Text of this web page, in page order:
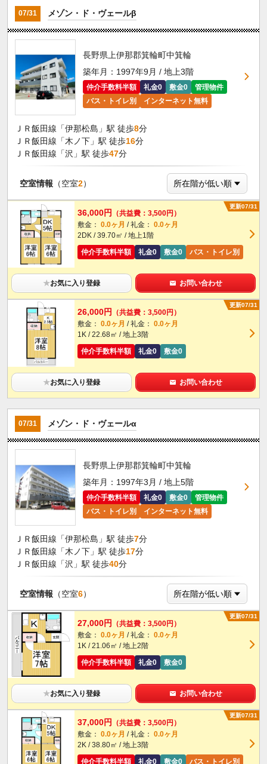
07/31 メゾン・ド・ヴェールβ
長野県上伊那郡箕輪町中箕輪
築年月：1997年9月 / 地上3階
仲介手数料半額 礼金0 敷金0
管理物件
バス・トイレ別
インターネット無料
ＪＲ飯田線「伊那松島」駅 徒歩8分
ＪＲ飯田線「木ノ下」駅 徒歩16分
ＪＲ飯田線「沢」駅 徒歩47分
空室情報 （空室2）
更新07/31
36,000円
（共益費：3,500円）
敷金： 0.0ヶ月 / 礼金： 0.0ヶ月
2DK / 39.70㎡ / 地上1階
仲介手数料半額
礼金0 敷金0 バス・トイレ別
★お気に入り登録 お問い合わせ
更新07/31
26,000円
（共益費：3,500円）
敷金： 0.0ヶ月 / 礼金： 0.0ヶ月
1K / 22.68㎡ / 地上3階
仲介手数料半額
礼金0 敷金0
★お気に入り登録 お問い合わせ
07/31 メゾン・ド・ヴェールα
長野県上伊那郡箕輪町中箕輪
築年月：1997年3月 / 地上5階
仲介手数料半額 礼金0 敷金0
管理物件
バス・トイレ別
インターネット無料
ＪＲ飯田線「伊那松島」駅 徒歩7分
ＪＲ飯田線「木ノ下」駅 徒歩17分
ＪＲ飯田線「沢」駅 徒歩40分
空室情報 （空室6）
更新07/31
27,000円
（共益費：3,500円）
敷金： 0.0ヶ月 / 礼金： 0.0ヶ月
1K / 21.06㎡ / 地上2階
仲介手数料半額
礼金0 敷金0
★お気に入り登録 お問い合わせ
更新07/31
37,000円
（共益費：3,500円）
敷金： 0.0ヶ月 / 礼金： 0.0ヶ月
2K / 38.80㎡ / 地上3階
仲介手数料半額
礼金0 敷金0 バス・トイレ別